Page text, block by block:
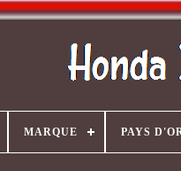
MARQUE PAYS